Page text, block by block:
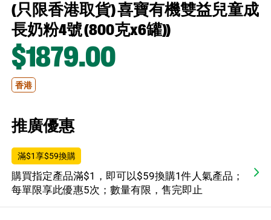
(只限香港取貨) 喜寶有機雙益兒童成
長奶粉4號 (800克x6罐))
$1879.00
香港
推廣優惠
滿$1享$59換購
購買指定產品滿$1，即可以$59換購1件人氣產品；
每單限享此優惠5次；數量有限，售完即止